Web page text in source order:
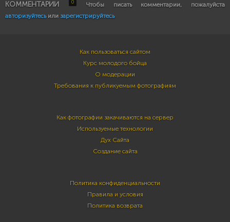
КОММЕНТАРИИ 0
Чтобы писать комментарии, пожалуйста
авторизуйтесьили зарегистрируйтесь
Как пользоваться сайтом
Курс молодого бойца
О модерации
Требования к публикуемым фотографиям
Как фотографии закачиваются на сервер
Используемые технологии
Дух Сайта
Создание сайта
Политика конфиденциальности
Правила и условия
Политика возврата